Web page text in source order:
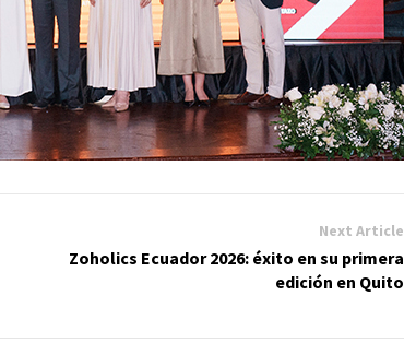
Next Article
Zoholics Ecuador 2026: éxito en su primera
edición en Quito